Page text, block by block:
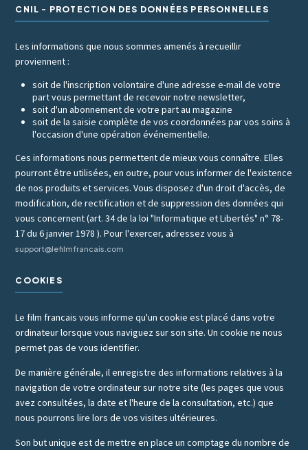
CNIL - PROTECTION DES DONNÉES PERSONNELLES
Les informations que nous sommes amenés à recueillir
proviennent :
soit de l'inscription volontaire d'une adresse e-mail de votre
part vous permettant de recevoir notre newsletter,
soit d'un abonnement de votre part au magazine
soit de la saisie complète de vos coordonnées par vos soins à
l'occasion d'une opération événementielle.
Ces informations nous permettent de mieux vous connaître. Elles
pourront être utilisées, en outre, pour vous informer de l'existence
de nos produits et services. Vous disposez d'un droit d'accès, de
modification, de rectification et de suppression des données qui
vous concernent (art. 34 de la loi "Informatique et Libertés" n° 78-
17 du 6 janvier 1978 ). Pour l'exercer, adressez vous à
support@lefilmfrancais.com
COOKIES
Le film francais vous informe qu'un cookie est placé dans votre
ordinateur lorsque vous naviguez sur son site. Un cookie ne nous
permet pas de vous identifier.
De manière générale, il enregistre des informations relatives à la
navigation de votre ordinateur sur notre site (les pages que vous
avez consultées, la date et l'heure de la consultation, etc.) que
nous pourrons lire lors de vos visites ultérieures.
Son but unique est de mettre en place un comptage du nombre de